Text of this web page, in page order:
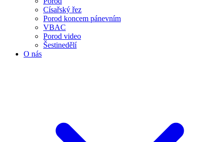
Císařský řez
Porod koncem pánevním
VBAC
Porod video
Šestinedělí
O nás